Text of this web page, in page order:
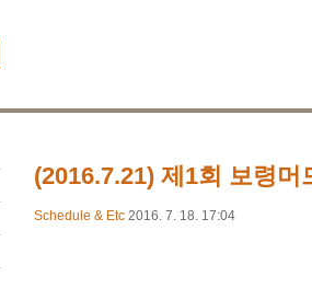
(2016.7.21) 제1회 보령
Schedule & Etc 2016. 7. 18. 17:04